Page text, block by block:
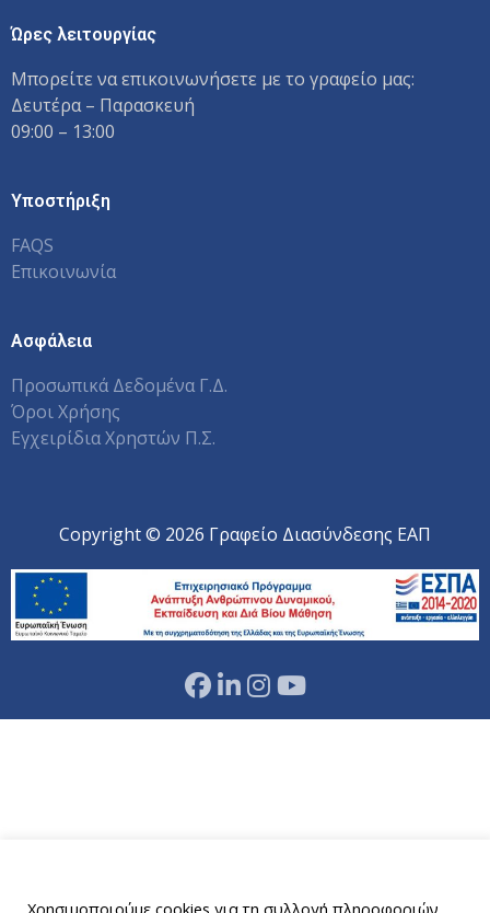
Ώρες λειτουργίας
Μπορείτε να επικοινωνήσετε με το γραφείο μας:
Δευτέρα – Παρασκευή
09:00 – 13:00
Υποστήριξη
FAQS
Επικοινωνία
Ασφάλεια
Προσωπικά Δεδομένα Γ.Δ.
Όροι Χρήσης
Εγχειρίδια Χρηστών Π.Σ.
Copyright © 2026 Γραφείο Διασύνδεσης ΕΑΠ
Χρησιμοποιούμε cookies για τη συλλογή πληροφοριών